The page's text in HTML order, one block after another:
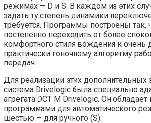
режимах — D и S. В каждом из этих
задать ту степень динамики
требуется. Программы построены так,
постепенно переходить от более
комфортного стиля вождения к очень
практически гоночному алгоритму
передач.
Для реализации этих дополнительных
система Drivelogic была специально
агрегата DCT М Drivelogic. Он обладает
программами для автоматического
шестью — для ручного (S).